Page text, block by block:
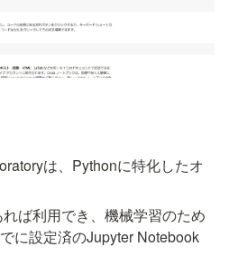
は、Pythonに特化したオ
ば利用でき、機械学習のため
に設定済のJupyter Notebook